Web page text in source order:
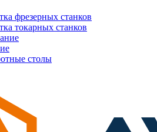
фрезерных станков
токарных станков
столы